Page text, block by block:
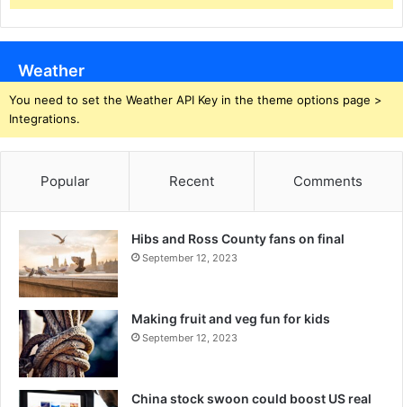
Weather
You need to set the Weather API Key in the theme options page >
Integrations.
Popular Recent Comments
Hibs and Ross County fans on final
September 12, 2023
Making fruit and veg fun for kids
September 12, 2023
China stock swoon could boost US real